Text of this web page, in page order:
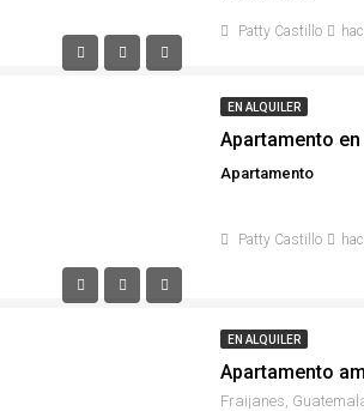
Patty Castillo
EN ALQUILER
Apartamento
Apartamento
Patty Castillo
EN ALQUILER
Apartamento
Fraijanes,